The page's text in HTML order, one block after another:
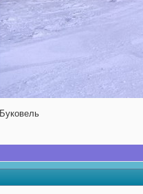
Буковель